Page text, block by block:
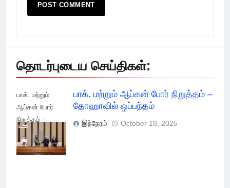
தொடர்புடைய செய்திகள்:
பாக். மற்றும்
ஆப்கன் போர்
நிறுத்தம் -
தோஹாவில்
ஒப்பந்தம்
பாக். மற்றும் ஆப்கன் போர் நிறுத்தம் –
தோஹாவில் ஒப்பந்தம்
இந்நேரம் October 18, 2025